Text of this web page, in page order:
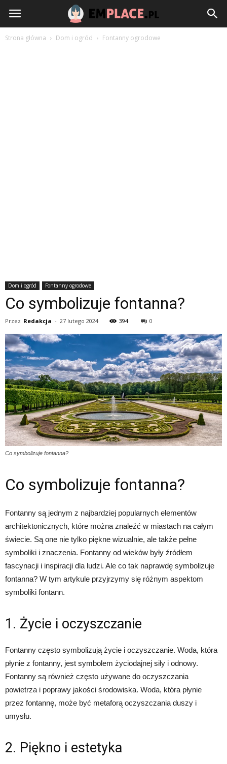
EmPlace.pl
Strona główna Dom i ogród Fontanny ogrodowe
Dom i ogród Fontanny ogrodowe
Co symbolizuje fontanna?
Przez Redakcja - 27 lutego 2024 394 0
Co symbolizuje fontanna?
Co symbolizuje fontanna?
Fontanny są jednym z najbardziej popularnych elementów
architektonicznych, które można znaleźć w miastach na całym
świecie. Są one nie tylko piękne wizualnie, ale także pełne
symboliki i znaczenia. Fontanny od wieków były źródłem
fascynacji i inspiracji dla ludzi. Ale co tak naprawdę symbolizuje
fontanna? W tym artykule przyjrzymy się różnym aspektom
symboliki fontann.
1. Życie i oczyszczanie
Fontanny często symbolizują życie i oczyszczanie. Woda, która
płynie z fontanny, jest symbolem życiodajnej siły i odnowy.
Fontanny są również często używane do oczyszczania
powietrza i poprawy jakości środowiska. Woda, która płynie
przez fontannę, może być metaforą oczyszczania duszy i
umysłu.
2. Piękno i estetyka